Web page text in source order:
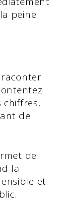
peine
chiffres,
de
de
la
et